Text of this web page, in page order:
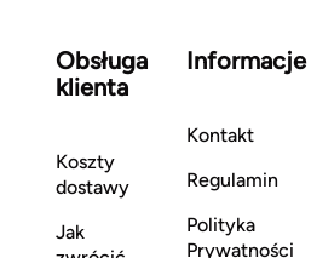
Obsługa
klienta
Koszty
dostawy
Jak
Informacje
Kontakt
Regulamin
Polityka
Prywatności